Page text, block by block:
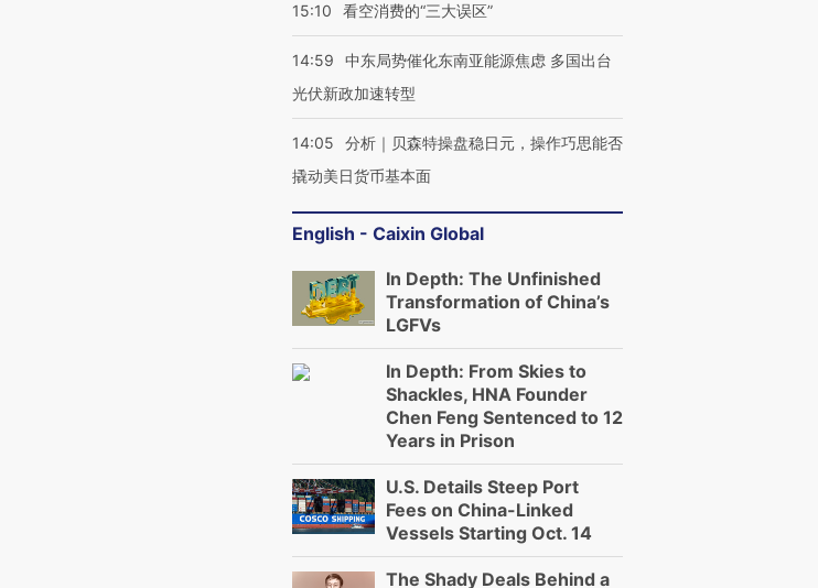
15:10 看空消费的“三大误区”
14:59
中东局势催化东南亚能源焦虑 多国出台
光伏新政加速转型
14:05
分析｜贝森特操盘稳日元，操作巧思能否
撬动美日货币基本面
English - Caixin Global
In Depth: The Unfinished
Transformation of China’s
LGFVs
In Depth: From Skies to
Shackles, HNA Founder
Chen Feng Sentenced to 12
Years in Prison
U.S. Details Steep Port
Fees on China-Linked
Vessels Starting Oct. 14
The Shady Deals Behind a